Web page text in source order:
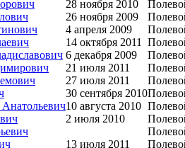
28 ноября 2010
26 ноября 2009
4 апреля 2009
14 октября 2011
6 декабря 2009
21 июля 2011
27 июля 2011
30 сентября 2010
10 августа 2010
2 июля 2010
13 июля 2011